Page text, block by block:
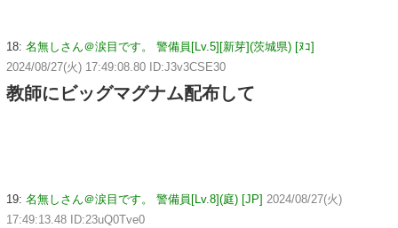
18: 名無しさん＠涙目です。 警備員[Lv.5][新芽](茨城県) [ﾇｺ]
2024/08/27(火) 17:49:08.80 ID:J3v3CSE30
教師にビッグマグナム配布して
19: 名無しさん＠涙目です。 警備員[Lv.8](庭) [JP] 2024/08/27(火)
17:49:13.48 ID:23uQ0Tve0